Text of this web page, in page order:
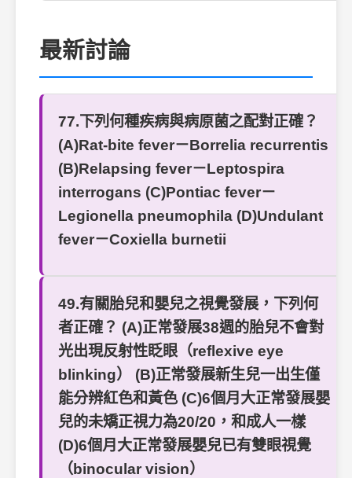
最新討論
77.下列何種疾病與病原菌之配對正確？
(A)Rat-bite fever－Borrelia recurrentis
(B)Relapsing fever－Leptospira
interrogans (C)Pontiac fever－
Legionella pneumophila (D)Undulant
fever－Coxiella burnetii
49.有關胎兒和嬰兒之視覺發展，下列何
者正確？ (A)正常發展38週的胎兒不會對
光出現反射性眨眼（reflexive eye
blinking） (B)正常發展新生兒一出生僅
能分辨紅色和黃色 (C)6個月大正常發展嬰
兒的未矯正視力為20/20，和成人一樣
(D)6個月大正常發展嬰兒已有雙眼視覺
（binocular vision）